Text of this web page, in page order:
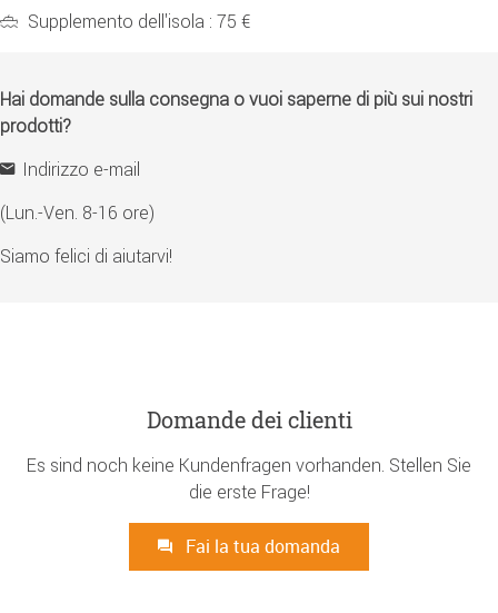
Supplemento dell'isola : 75 €
Hai domande sulla consegna o vuoi saperne di più sui nostri
prodotti?
Indirizzo e-mail
(Lun.-Ven. 8-16 ore)
Siamo felici di aiutarvi!
Domande dei clienti
Es sind noch keine Kundenfragen vorhanden. Stellen Sie
die erste Frage!
Fai la tua domanda